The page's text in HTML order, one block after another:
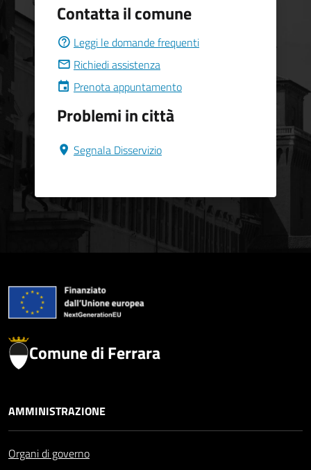
Contatta il comune
Leggi le domande frequenti
Richiedi assistenza
Prenota appuntamento
Problemi in città
Segnala Disservizio
Comune di Ferrara
AMMINISTRAZIONE
Organi di governo